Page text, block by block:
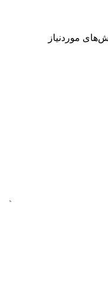
موردنیاز